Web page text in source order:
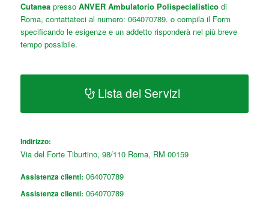
Cutaneapresso ANVER Ambulatorio Polispecialisticodi
Roma, contattateci al numero: 064070789. o compila il Form
specificando le esigenze e un addetto risponderà nel più breve
tempo possibile.
Lista dei Servizi
Indirizzo:
Via del Forte Tiburtino, 98/110 Roma, RM 00159
Assistenza clienti: 064070789
Assistenza clienti: 064070789